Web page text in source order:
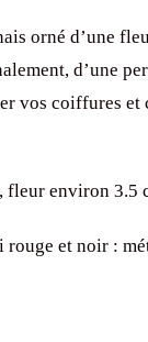
orné d’une
d’une
vos coiffures et
environ 3.5
et noir :